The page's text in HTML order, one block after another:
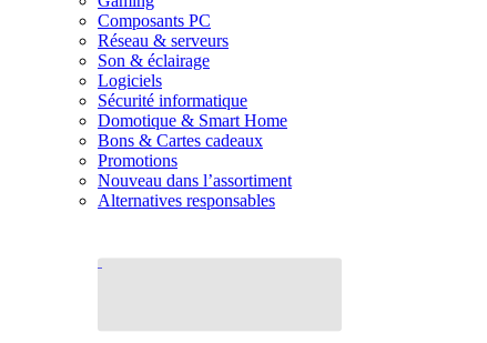
Composants PC
Réseau & serveurs
Son & éclairage
Logiciels
Sécurité informatique
Domotique & Smart Home
Bons & Cartes cadeaux
Promotions
Nouveau dans l’assortiment
Alternatives responsables